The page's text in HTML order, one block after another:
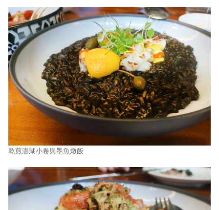
乾煎澎湖小卷與墨魚燉飯